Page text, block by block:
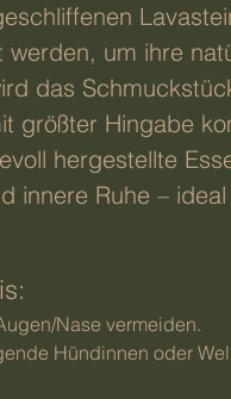
werden, um ihre
das
größter Hingabe
hergestellte
innere Ruhe –
Augen/Nase
Hündinnen oder